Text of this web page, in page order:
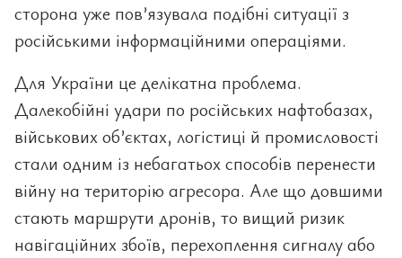
сторона уже пов’язувала подібні ситуації з
російськими інформаційними операціями.
Для України це делікатна проблема.
Далекобійні удари по російських нафтобазах,
військових об’єктах, логістиці й промисловості
стали одним із небагатьох способів перенести
війну на територію агресора. Але що довшими
стають маршрути дронів, то вищий ризик
навігаційних збоїв, перехоплення сигналу або